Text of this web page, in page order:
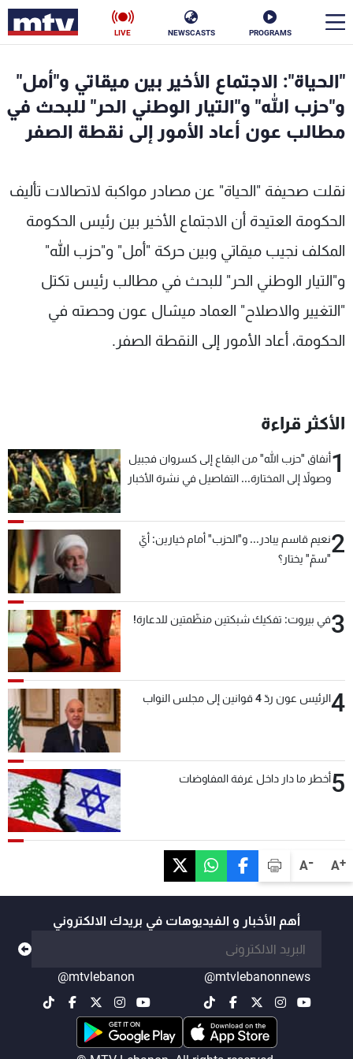
PROGRAMS
NEWSCASTS
LIVE
A+
A-
"الحياة": الاجتماع الأخير بين ميقاتي و"أمل"
و"حزب الله" و"التيار الوطني الحر" للبحث في
مطالب عون أعاد الأمور إلى نقطة الصفر
نقلت صحيفة "الحياة" عن مصادر مواكبة لاتصالات تأليف
الحكومة العتيدة أن الاجتماع الأخير بين رئيس الحكومة
المكلف نجيب ميقاتي وبين حركة "أمل" و"حزب الله"
و"التيار الوطني الحر" للبحث في مطالب رئيس تكتل
"التغيير والاصلاح" العماد ميشال عون وحصته في
الحكومة، أعاد الأمور إلى النقطة الصفر.
الأكثر قراءة
1أنفاق "حزب الله" من البقاع إلى كسروان فجبيل
وصولاً إلى المختارة... التفاصيل في نشرة الأخبار
2نعيم قاسم يبادر... و"الحزب" أمام خيارين: أيّ
"سمّ" يختار؟
3في بيروت: تفكيك شبكتين منظّمتين للدعارة!
4الرئيس عون ردّ 4 قوانين إلى مجلس النواب
5أخطر ما دار داخل غرفة المفاوضات
أهم الأخبار و الفيديوهات في بريدك الالكتروني
@mtvlebanonnews
@mtvlebanon
الأخبار
سياسة ناس
منوعات رياضة
كأس العالم
جدول البرامج
الإنـتـاج
لاعلاناتكم
تواصل معنا
شروط الإسـتخدام
سياسة الخصوصية